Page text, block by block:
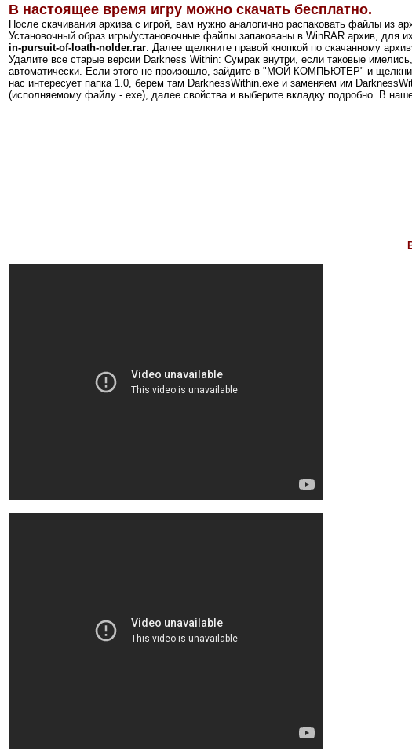
В настоящее время игру можно скачать бесплатно.
После скачивания архива с игрой, вам нужно аналогично распаковать файлы из
Установочный образ игры/установочные файлы запакованы в WinRAR архив, для
in-pursuit-of-loath-nolder.rar . Далее щелкните правой кнопкой по скачанному
Удалите все старые версии Darkness Within: Сумрак внутри , если таковые
автоматически. Если этого не произошло, зайдите в "МОЙ КОМПЬЮТЕР" и
нас интересует папка 1.0, берем там DarknessWithin.exe и заменяем им
(исполняемому файлу - exe), далее свойства и выберите вкладку подробно. В